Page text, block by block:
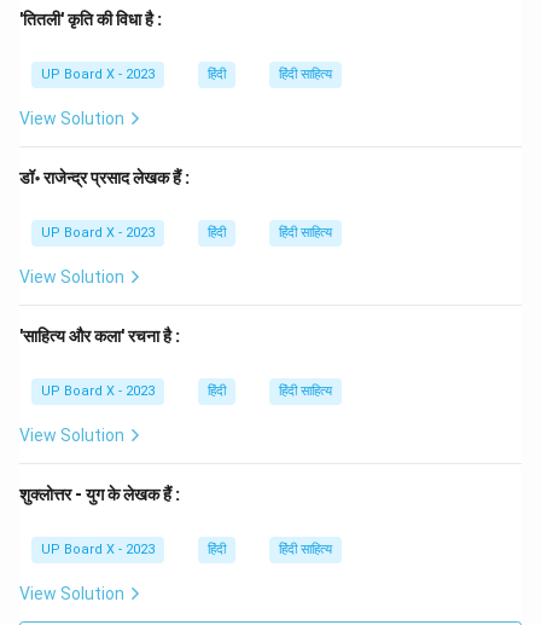
साहित्य है। उन्होंने हिन्दी आलोचना को एक वैज्ञानिक और व्यवस्थित
इतिहास' में उनकी आलोचनात्मक दृष्टि स्पष्ट दिखाई देती है।
Step 3: Final Answer
प्रसिद्ध हैं। सही उत्तर (C) है।
Download Solution in PDF
'तितली' कृति की विधा है :
UP Board X - 2023 हिंदी हिंदी साहित्य
View Solution
डॉ॰ राजेन्द्र प्रसाद लेखक हैं :
UP Board X - 2023 हिंदी हिंदी साहित्य
View Solution
'साहित्य और कला' रचना है :
UP Board X - 2023 हिंदी हिंदी साहित्य
View Solution
शुक्लोत्तर - युग के लेखक हैं :
UP Board X - 2023 हिंदी हिंदी साहित्य
View Solution